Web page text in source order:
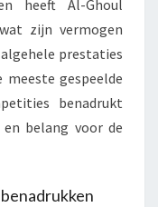
heeft Al-Ghoul
zijn vermogen
prestaties
gespeelde
benadrukt
belang voor de